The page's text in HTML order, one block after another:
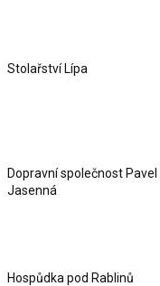
Stolařství Lípa
Dopravní společnost Pavel
Jasenná
Hospůdka pod Rablinů